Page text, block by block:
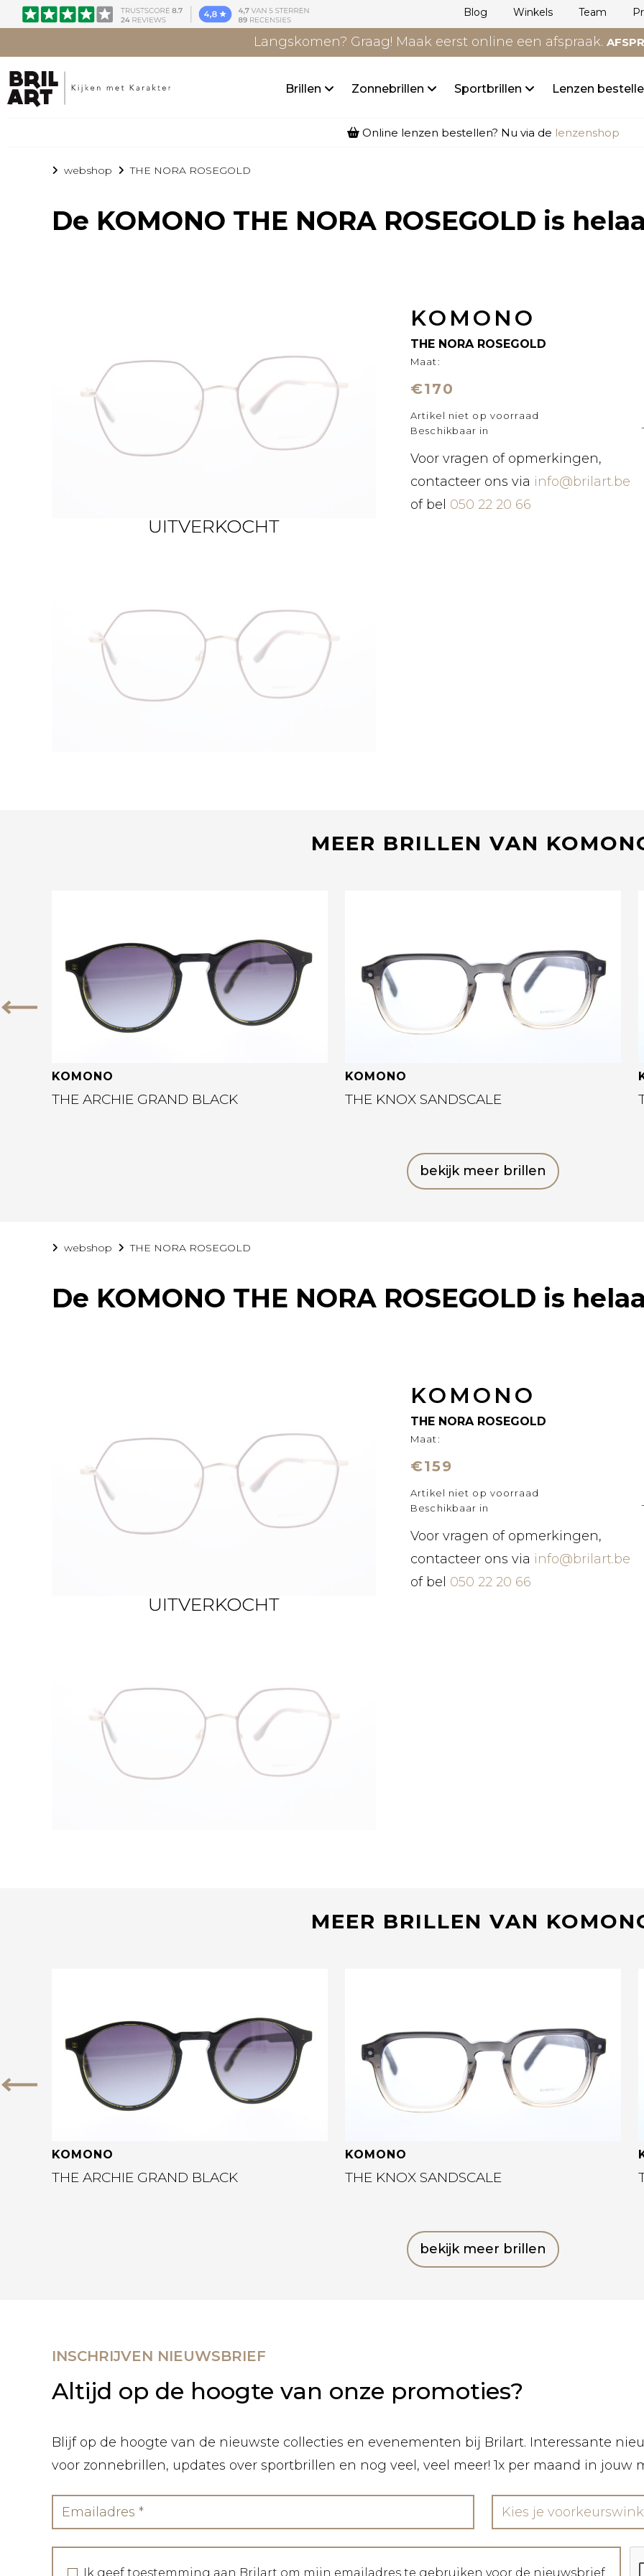
Blog Winkels Team
Langskomen? Graag! Maak eerst online een afspraak.
Brillen Zonnebrillen Sportbrillen Lenzen
Online lenzen bestellen? Nu via de lenzenshop
webshop THE NORA ROSEGOLD
De KOMONO THE NORA ROSEGOLD is
UITVERKOCHT
UITVERKOCHT
KOMONO
THE NORA ROSEGOLD
Maat:
€170
Artikel niet op voorraad
Beschikbaar in
Voor vragen of opmerkingen,
contacteer ons via info@brilart.be
of bel 050 22 20 66
MEER BRILLEN VAN
Vorige
KOMONO
THE ARCHIE GRAND BLACK
KOMONO
THE KNOX SANDSCALE
bekijk meer brillen
webshop THE NORA ROSEGOLD
De KOMONO THE NORA ROSEGOLD is
UITVERKOCHT
UITVERKOCHT
KOMONO
THE NORA ROSEGOLD
Maat:
€159
Artikel niet op voorraad
Beschikbaar in
Voor vragen of opmerkingen,
contacteer ons via info@brilart.be
of bel 050 22 20 66
MEER BRILLEN VAN
Vorige
KOMONO
THE ARCHIE GRAND BLACK
KOMONO
THE KNOX SANDSCALE
bekijk meer brillen
INSCHRIJVEN NIEUWSBRIEF
Altijd op de hoogte van onze promoties?
Blijf op de hoogte van de nieuwste collecties en evenementen bij Brilart. Interessante
voor zonnebrillen, updates over sportbrillen en nog veel, veel meer! 1x per maand in jouw
Kies je
Ik geef toestemming aan Brilart om mijn emailadres te gebruiken voor de nieuwsbrief